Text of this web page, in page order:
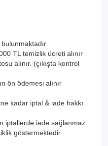
TL temizlik ücreti alınır
alınır. (çıkışta kontrol
ön ödemesi alınır
kadar iptal & iade hakkı
iptallerde iade sağlanmaz
göstermektedir